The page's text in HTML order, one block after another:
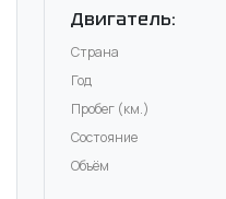
Двигатель:
Страна
Год
Пробег (км.)
Состояние
Объём